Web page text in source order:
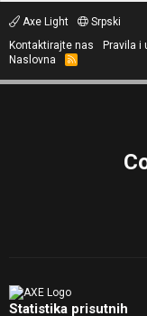
Axe Light
Srpski
Kontaktirajte nas
Pravila i
Naslovna
R
S
Statistika prisutnih